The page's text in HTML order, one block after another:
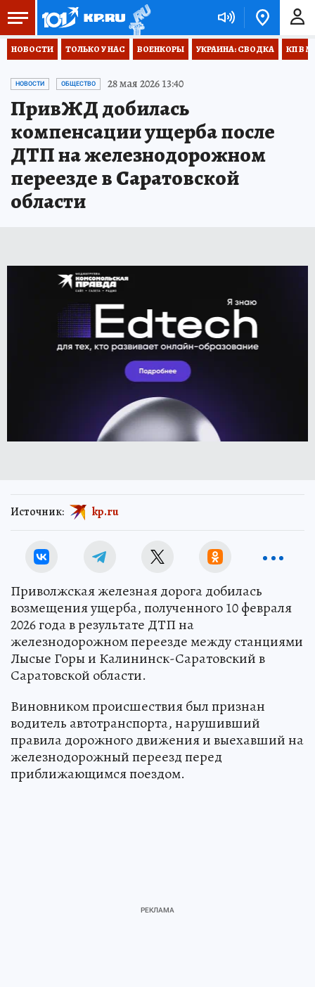
НОВОСТИ ТОЛЬКО У НАС ВОЕНКОРЫ УКРАИНА: СВОДКА КП В
НОВОСТИ ОБЩЕСТВО 28 мая 2026 13:40
ПривЖД добилась
компенсации ущерба после
ДТП на железнодорожном
переезде в Саратовской
области
Источник: kp.ru
Приволжская железная дорога добилась
возмещения ущерба, полученного 10 февраля
2026 года в результате ДТП на
железнодорожном переезде между станциями
Лысые Горы и Калининск-Саратовский в
Саратовской области.
Виновником происшествия был признан
водитель автотранспорта, нарушивший
правила дорожного движения и выехавший на
железнодорожный переезд перед
приближающимся поездом.